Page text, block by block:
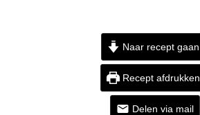
Naar recept gaan
Recept afdrukken
Delen via mail